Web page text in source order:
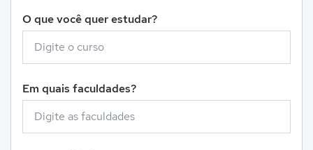
O que você quer estudar?
Em quais faculdades?